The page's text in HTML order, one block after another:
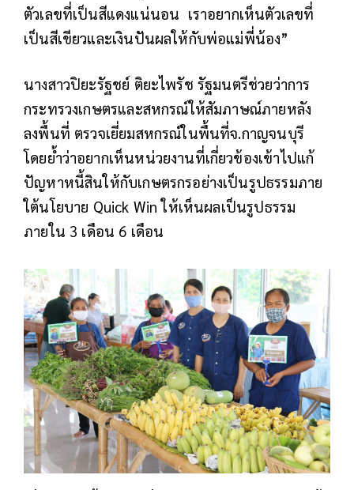
ตัวเลขที่เป็นสีแดงแน่นอน เราอยากเห็นตัวเลขที่
เป็นสีเขียวและเงินปันผลให้กับพ่อแม่พี่น้อง”
นางสาวปิยะรัฐชย์ ติยะไพรัช รัฐมนตรีช่วยว่าการ
กระทรวงเกษตรและสหกรณ์ให้สัมภาษณ์ภายหลัง
ลงพื้นที่ ตรวจเยี่ยมสหกรณ์ในพื้นที่จ.กาญจนบุรี
โดยย้ำว่าอยากเห็นหน่วยงานที่เกี่ยวข้องเข้าไปแก้
ปัญหาหนี้สินให้กับเกษตรกรอย่างเป็นรูปธรรมภาย
ใต้นโยบาย Quick Win ให้เห็นผลเป็นรูปธรรม
ภายใน 3 เดือน 6 เดือน